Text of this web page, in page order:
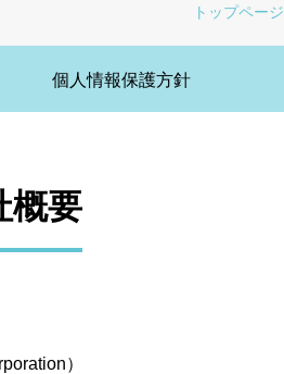
トップページ
個人情報保護方針
概要
）